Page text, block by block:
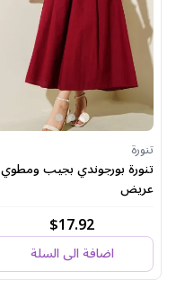
تنورة
تنورة بورجوندي بجيب ومطوي
عريض
$17.92
اضافة الى السلة